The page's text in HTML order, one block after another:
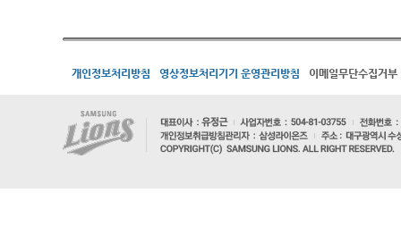
개인정보처리방침 영상정보처리기기 운영관리방침 이메일무단수집거부